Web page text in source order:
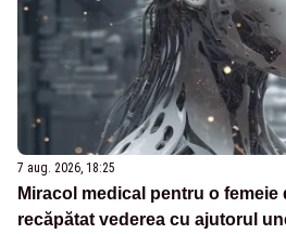
7 aug. 2026, 18:25
Miracol medical pentru o femeie
recăpătat vederea cu ajutorul